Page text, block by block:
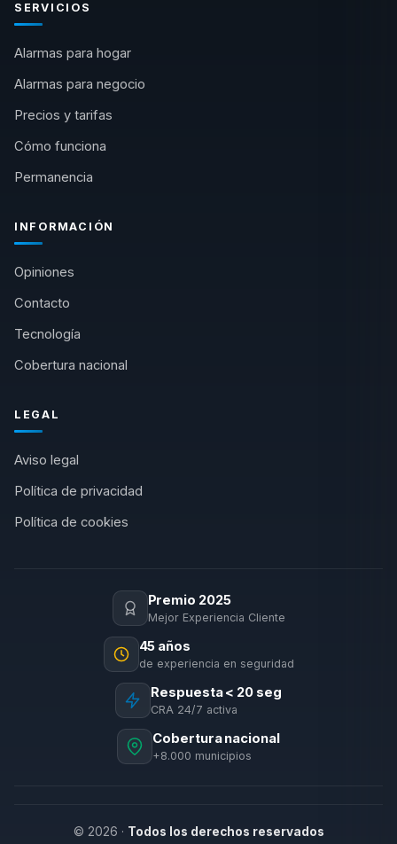
SERVICIOS
Alarmas para hogar
Alarmas para negocio
Precios y tarifas
Cómo funciona
Permanencia
INFORMACIÓN
Opiniones
Contacto
Tecnología
Cobertura nacional
LEGAL
Aviso legal
Política de privacidad
Política de cookies
Premio 2025
Mejor Experiencia Cliente
45 años
de experiencia en seguridad
Respuesta < 20 seg
CRA 24/7 activa
Cobertura nacional
+8.000 municipios
© 2026 · Todos los derechos reservados